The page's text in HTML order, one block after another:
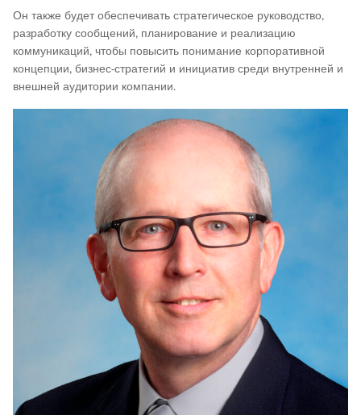
Он также будет обеспечивать стратегическое руководство,
разработку сообщений, планирование и реализацию
коммуникаций, чтобы повысить понимание корпоративной
концепции, бизнес-стратегий и инициатив среди внутренней и
внешней аудитории компании.